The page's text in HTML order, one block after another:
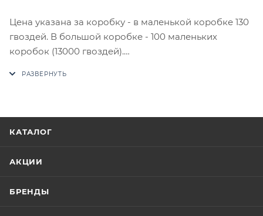
Цена указана за коробку - в маленькой коробке 130
гвоздей. В большой коробке - 100 маленьких
коробок (13000 гвоздей).
приходит письмо только для подтверждения, что
КАТАЛОГ
АКЦИИ
БРЕНДЫ